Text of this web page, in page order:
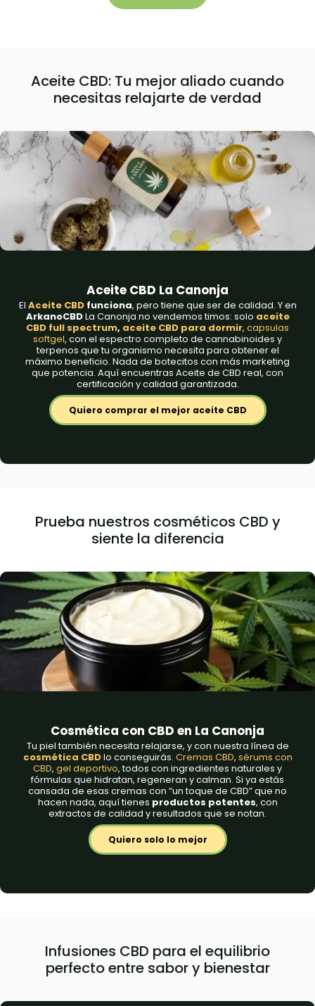
Aceite CBD: Tu mejor aliado cuando
necesitas relajarte de verdad
Aceite CBD La Canonja
El Aceite CBDfunciona, pero tiene que ser de calidad. Y en
ArkanoCBDLa Canonja no vendemos timos: solo aceite
CBD full spectrum, aceite CBD para dormir, capsulas
softgel, con el espectro completo de cannabinoides y
terpenos que tu organismo necesita para obtener el
máximo beneficio. Nada de botecitos con más marketing
que potencia. Aquí encuentras Aceite de CBD real, con
certificación y calidad garantizada.
Quiero comprar el mejor aceite CBD
Prueba nuestros cosméticos CBD y
siente la diferencia
Cosmética con CBD en La Canonja
Tu piel también necesita relajarse, y con nuestra línea de
cosmética CBDlo conseguirás. Cremas CBD, sérums con
CBD, gel deportivo, todos con ingredientes naturales y
fórmulas que hidratan, regeneran y calman. Si ya estás
cansada de esas cremas con “un toque de CBD” que no
hacen nada, aquí tienes productos potentes, con
extractos de calidad y resultados que se notan.
Quiero solo lo mejor
Infusiones CBD para el equilibrio
perfecto entre sabor y bienestar